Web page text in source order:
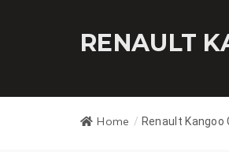
RENAULT
Home / Renault Kangoo